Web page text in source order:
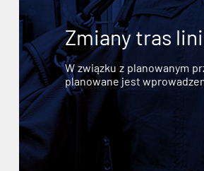
Zmiany tras
W związku z planowanym
planowane jest